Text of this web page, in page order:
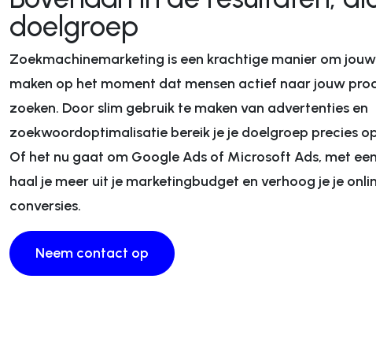
Propositie
Communicatie advies
Digitale marketing & data
Digitale marketing
Digitale marketingstrategie
Display marketing
Video marketing
Social media marketing
E-mail marketing
Zoekmachine marketing
Data
Data-analyse
Rapportage
doelgroep
Zoekmachinemarketing is een krachtige manier om
maken op het moment dat mensen actief naar jouw
zoeken. Door slim gebruik te maken van advertenties en
zoekwoordoptimalisatie bereik je je doelgroep precies
Of het nu gaat om Google Ads of Microsoft Ads, met
haal je meer uit je marketingbudget en verhoog je je
conversies.
Neem contact op